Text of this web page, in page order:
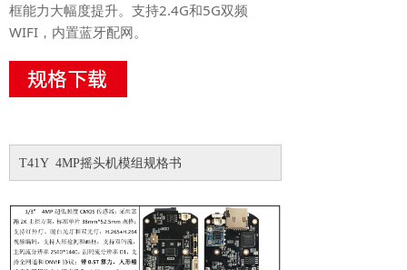
框能力大幅度提升。支持2.4G和5G双频
WIFI，内置蓝牙配网。
T41Y 4MP摇头机模组规格书